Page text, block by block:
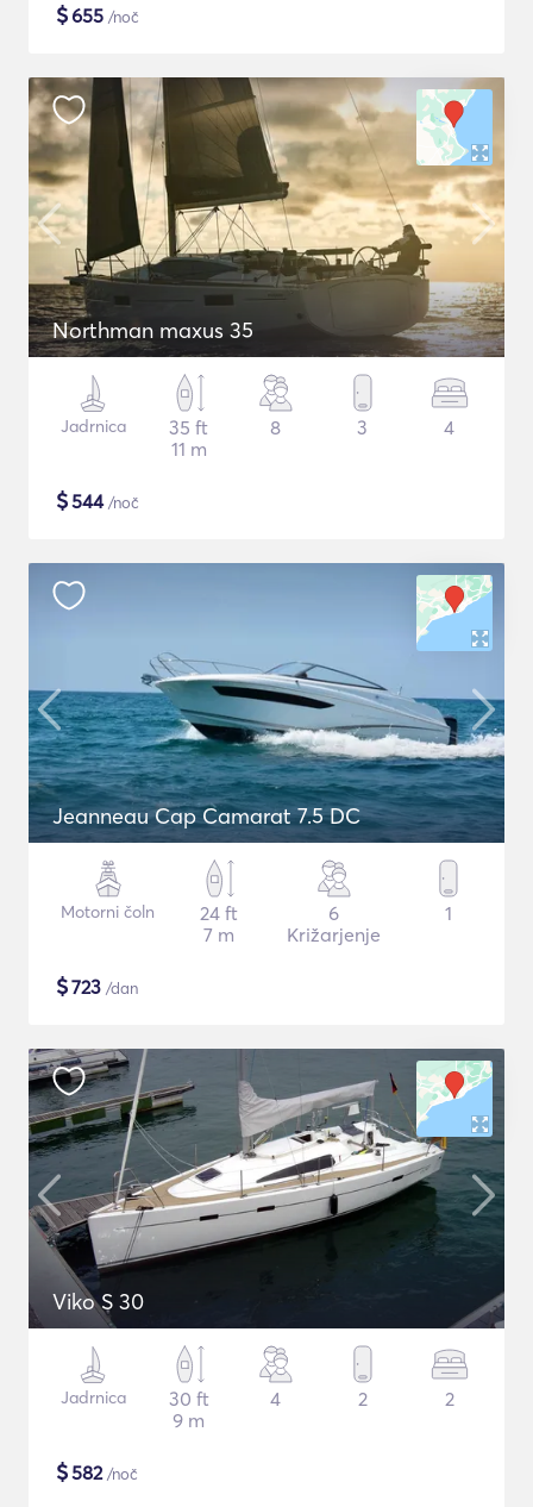
$655 /noč
Northman maxus 35
Jadrnica
35 ft
11 m
8 3 4
$544/noč
Jeanneau Cap Camarat 7.5 DC
Motorni čoln
24 ft
7 m
6
Križarjenje
1
$723 /dan
Viko S 30
Jadrnica
30 ft
9 m
4 2 2
$582/noč